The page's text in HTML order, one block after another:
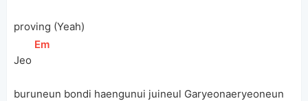
proving (Yeah)
Jeo
[Em
buruneun bondi haengunui juineul Garyeonaeryeoneun